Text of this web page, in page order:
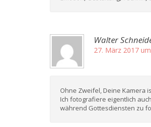
Walter
27. März 2017
Ohne Zweifel, Deine Kamera
Ich fotografiere eigentlich
während Gottesdiensten zu